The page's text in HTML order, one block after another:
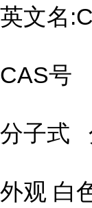
英文名
CAS号
分子式
外观 白